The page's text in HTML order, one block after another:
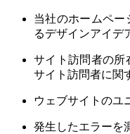
当社のホームペー
るデザインアイデ
サイト訪問者の所
サイト訪問者に関
ウェブサイトのユ
発生したエラーを